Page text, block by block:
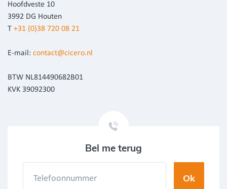
Hoofdveste 10
3992 DG Houten
T +31 (0)38 720 08 21
E-mail: contact@cicero.nl
BTW NL814490682B01
KVK 39092300
Bel me terug